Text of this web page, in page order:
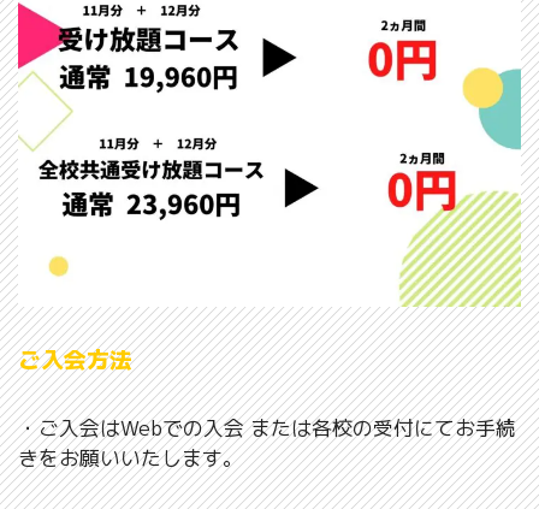
ご入会方法
・ご入会はWebでの入会 または各校の受付にてお手続
きをお願いいたします。